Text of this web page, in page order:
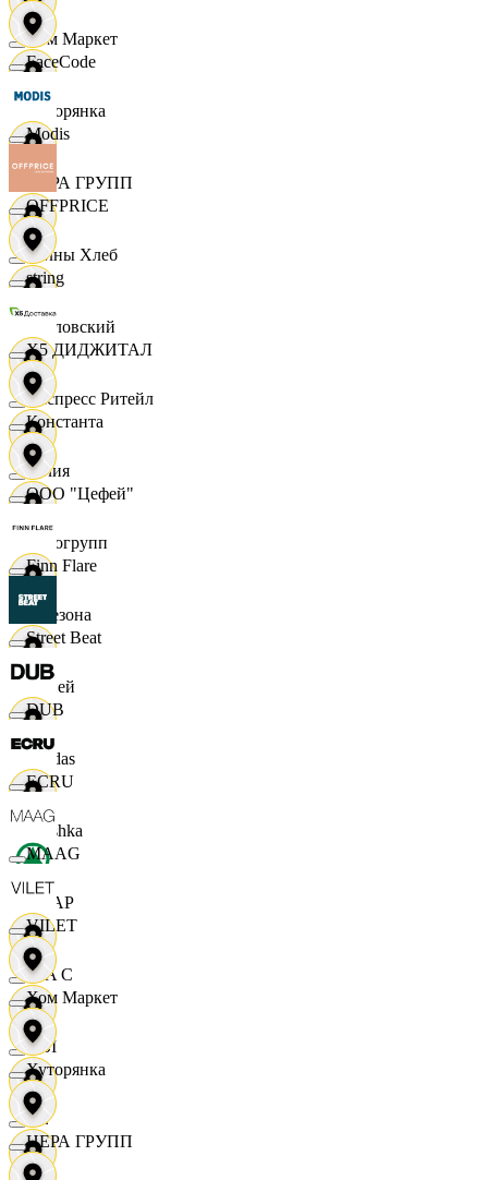
Хом Маркет
Хуторянка
ЦЕРА ГРУПП
Челны Хлеб
Чкаловский
Экспресс Ритейл
Юлия
Яркогрупп
4 Сезона
7 дней
Adidas
Bershka
СПАР
M A C
OBI
RE
FaceCode
Modis
OFFPRICE
string
X5 ДИДЖИТАЛ
Константа
ООО "Цефей"
Finn Flare
Street Beat
DUB
ECRU
MAAG
VILET
Хом Маркет
Хуторянка
ЦЕРА ГРУПП